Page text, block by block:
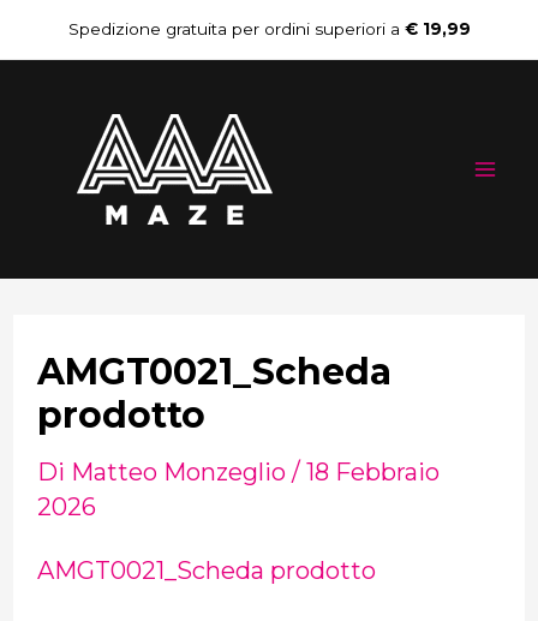
al
contenuto
Spedizione gratuita per ordini superiori a € 19,99
AMGT0021_Scheda
prodotto
Di Matteo Monzeglio / 18 Febbraio
2026
AMGT0021_Scheda prodotto
Navigazione
articoli